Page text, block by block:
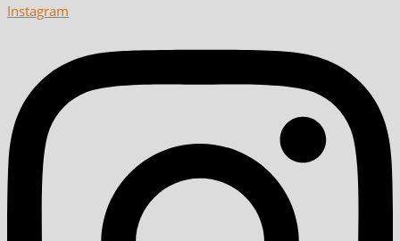
Instagram